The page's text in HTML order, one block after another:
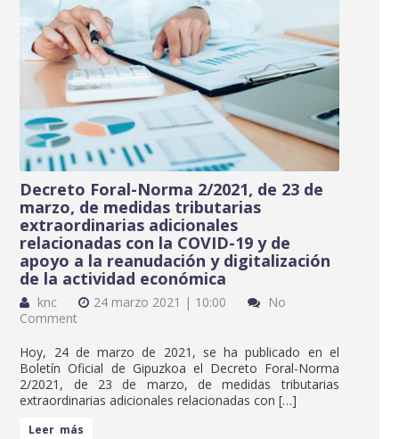
Decreto Foral-Norma 2/2021, de 23 de
marzo, de medidas tributarias
extraordinarias adicionales
relacionadas con la COVID-19 y de
apoyo a la reanudación y digitalización
de la actividad económica
knc 24 marzo 2021 | 10:00
No
Comment
Hoy, 24 de marzo de 2021, se ha publicado en el
Boletín Oficial de Gipuzkoa el Decreto Foral-Norma
2/2021, de 23 de marzo, de medidas tributarias
extraordinarias adicionales relacionadas con […]
Leer más